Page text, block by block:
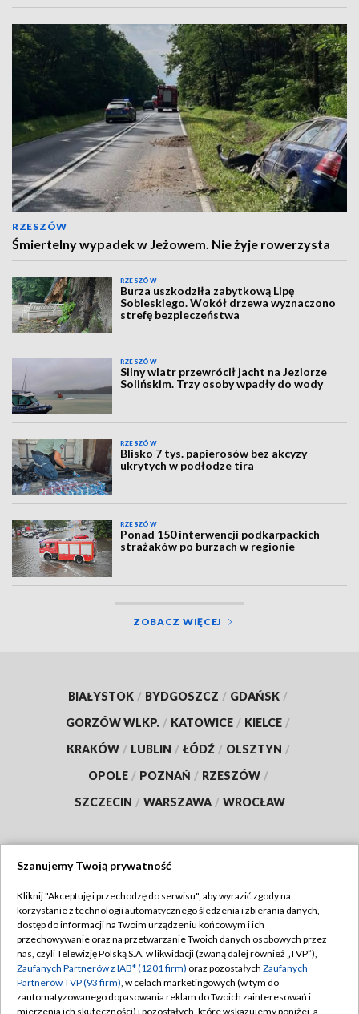
RZESZÓW
Śmiertelny wypadek w Jeżowem. Nie żyje rowerzysta
RZESZÓW
Burza uszkodziła zabytkową Lipę
Sobieskiego. Wokół drzewa wyznaczono
strefę bezpieczeństwa
RZESZÓW
Silny wiatr przewrócił jacht na Jeziorze
Solińskim. Trzy osoby wpadły do wody
RZESZÓW
Blisko 7 tys. papierosów bez akcyzy
ukrytych w podłodze tira
RZESZÓW
Ponad 150 interwencji podkarpackich
strażaków po burzach w regionie
ZOBACZ WIĘCEJ
BIAŁYSTOK / BYDGOSZCZ / GDAŃSK /
GORZÓW WLKP. / KATOWICE / KIELCE /
KRAKÓW / LUBLIN / ŁÓDŹ / OLSZTYN /
OPOLE / POZNAŃ / RZESZÓW /
SZCZECIN / WARSZAWA / WROCŁAW
TVP
Abonament TVP
Emisja w TVP
Centrum informacji TVP
Regulamin TVP
Polityka prywatności
Moje zgody
Szanujemy Twoją prywatność
Kliknij "Akceptuję i przechodzę do serwisu", aby wyrazić zgody na
korzystanie z technologii automatycznego śledzenia i zbierania danych,
dostęp do informacji na Twoim urządzeniu końcowym i ich
przechowywanie oraz na przetwarzanie Twoich danych osobowych przez
nas, czyli Telewizję Polską S.A. w likwidacji (zwaną dalej również „TVP”),
Zaufanych Partnerów z IAB* (1201 firm) oraz pozostałych Zaufanych
Partnerów TVP (93 firm), w celach marketingowych (w tym do
zautomatyzowanego dopasowania reklam do Twoich zainteresowań i
mierzenia ich skuteczności) i pozostałych, które wskazujemy poniżej, a